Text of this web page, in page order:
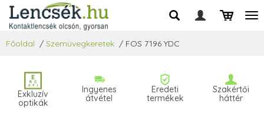
Főoldal / Szemüvegkeretek / FOS 7196 YDC
Exkluzív
optikák
Ingyenes
átvétel
Eredeti
termékek
Szakértői
háttér